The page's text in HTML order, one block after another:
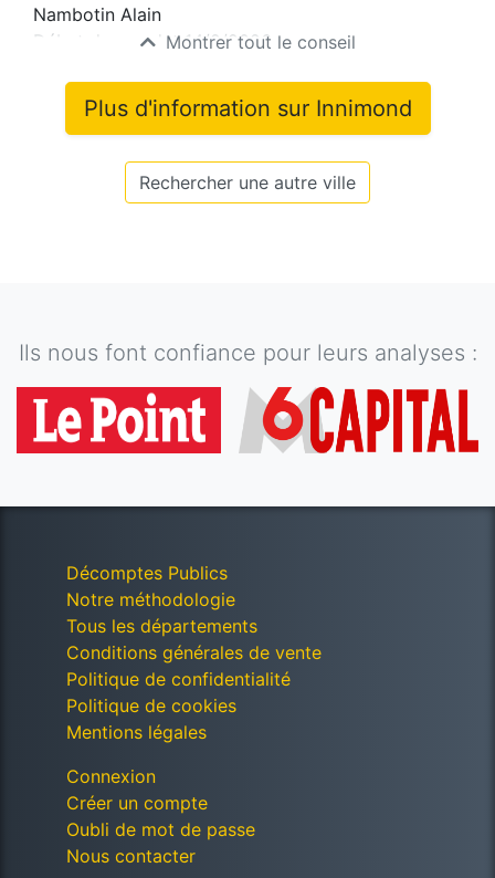
Nambotin Alain
Début du mandat14/2/2026
Montrer tout le conseil
Plus d'information sur Innimond
Rechercher une autre ville
Ils nous font confiance pour leurs analyses :
Décomptes Publics
Notre méthodologie
Tous les départements
Conditions générales de vente
Politique de confidentialité
Politique de cookies
Mentions légales
Connexion
Créer un compte
Oubli de mot de passe
Nous contacter